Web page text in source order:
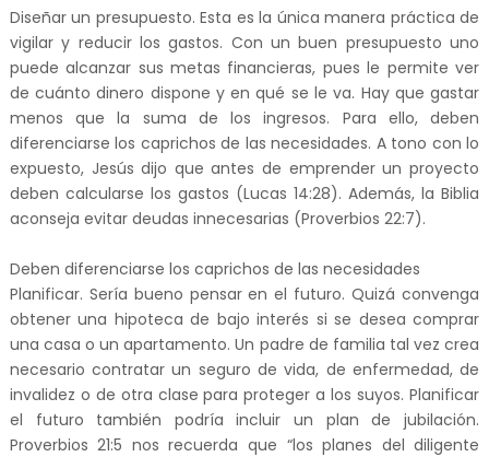
Diseñar un presupuesto. Esta es la única manera práctica de
vigilar y reducir los gastos. Con un buen presupuesto uno
puede alcanzar sus metas financieras, pues le permite ver
de cuánto dinero dispone y en qué se le va. Hay que gastar
menos que la suma de los ingresos. Para ello, deben
diferenciarse los caprichos de las necesidades. A tono con lo
expuesto, Jesús dijo que antes de emprender un proyecto
deben calcularse los gastos (Lucas 14:28). Además, la Biblia
aconseja evitar deudas innecesarias (Proverbios 22:7).
Deben diferenciarse los caprichos de las necesidades
Planificar. Sería bueno pensar en el futuro. Quizá convenga
obtener una hipoteca de bajo interés si se desea comprar
una casa o un apartamento. Un padre de familia tal vez crea
necesario contratar un seguro de vida, de enfermedad, de
invalidez o de otra clase para proteger a los suyos. Planificar
el futuro también podría incluir un plan de jubilación.
Proverbios 21:5 nos recuerda que “los planes del diligente